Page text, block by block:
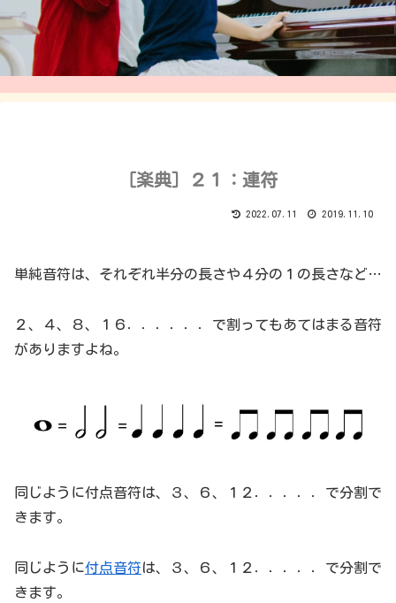
［楽典］２１：連符
2022.07.11 2019.11.10
単純音符は、それぞれ半分の長さや４分の１の長さなど…
２、４、８、１６．．．．．．で割ってもあてはまる音符
がありますよね。
同じように付点音符は、３、６、１２．．．．．で分割で
きます。
同じように付点音符は、３、６、１２．．．．．で分割で
きます。